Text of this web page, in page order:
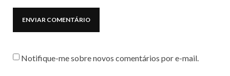
Notifique-me sobre novos comentários por e-mail.